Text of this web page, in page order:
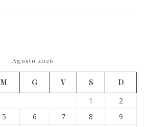
Agosto 2026
M G V S
D
1
2
5 6 7 8
9